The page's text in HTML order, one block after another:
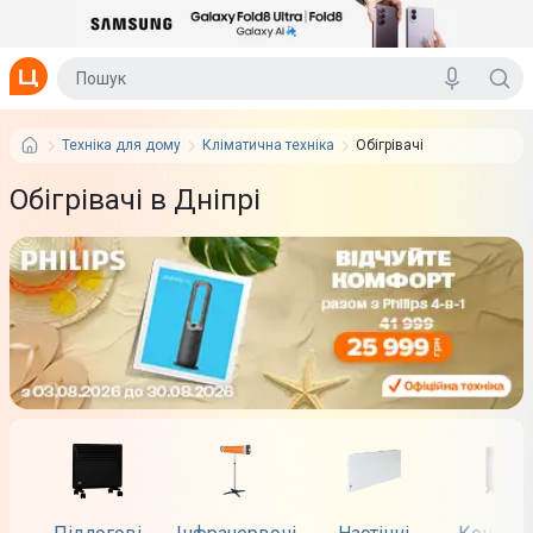
Техніка для дому Кліматична техніка Обігрівачі
Обігрівачі в Дніпрі